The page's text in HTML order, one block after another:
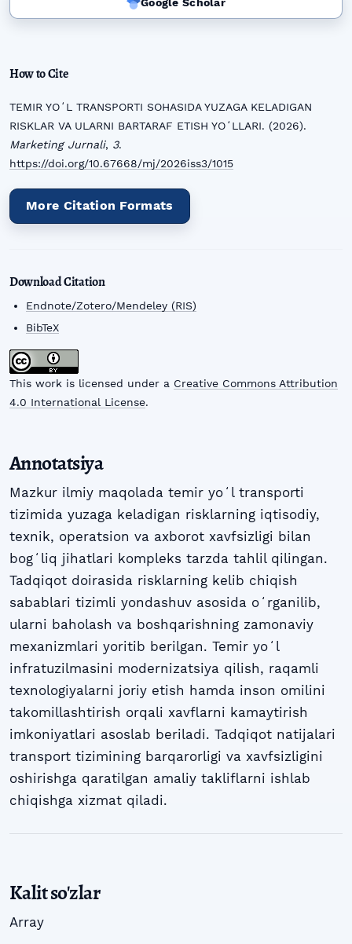
How to Cite
TEMIR YOʻL TRANSPORTI SOHASIDA YUZAGA KELADIGAN
RISKLAR VA ULARNI BARTARAF ETISH YOʻLLARI. (2026).
Marketing Jurnali, 3.
https://doi.org/10.67668/mj/2026iss3/1015
More Citation Formats
Download Citation
Endnote/Zotero/Mendeley (RIS)
BibTeX
This work is licensed under a Creative Commons Attribution
4.0 International License.
Annotatsiya
Mazkur ilmiy maqolada temir yoʻl transporti
tizimida yuzaga keladigan risklarning iqtisodiy,
texnik, operatsion va axborot xavfsizligi bilan
bogʻliq jihatlari kompleks tarzda tahlil qilingan.
Tadqiqot doirasida risklarning kelib chiqish
sabablari tizimli yondashuv asosida oʻrganilib,
ularni baholash va boshqarishning zamonaviy
mexanizmlari yoritib berilgan. Temir yoʻl
infratuzilmasini modernizatsiya qilish, raqamli
texnologiyalarni joriy etish hamda inson omilini
takomillashtirish orqali xavflarni kamaytirish
imkoniyatlari asoslab beriladi. Tadqiqot natijalari
transport tizimining barqarorligi va xavfsizligini
oshirishga qaratilgan amaliy takliflarni ishlab
chiqishga xizmat qiladi.
Kalit so'zlar
Array